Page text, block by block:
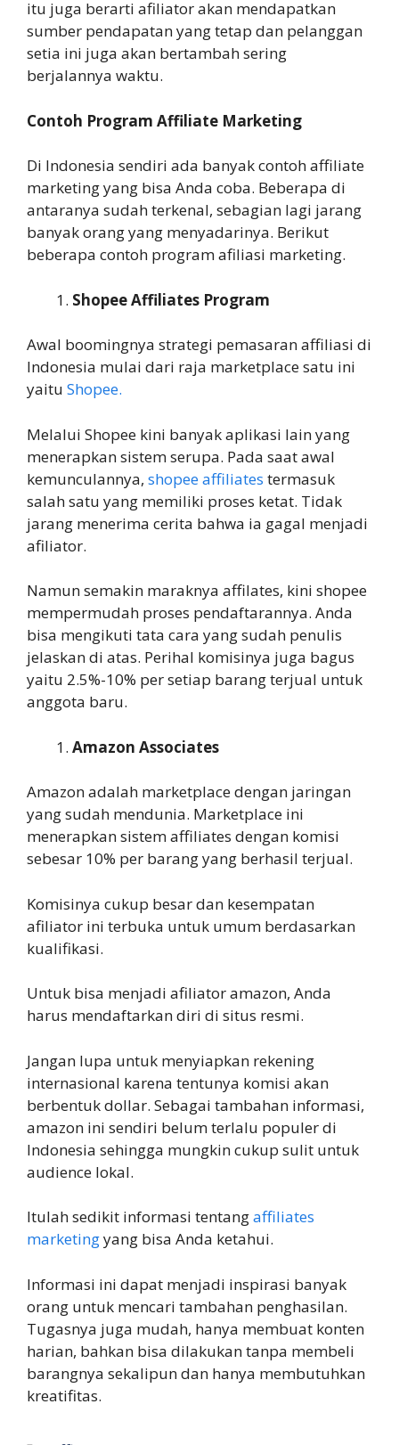
itu juga berarti afiliator akan mendapatkan
sumber pendapatan yang tetap dan pelanggan
setia ini juga akan bertambah sering
berjalannya waktu.
Contoh Program Affiliate Marketing
Di Indonesia sendiri ada banyak contoh affiliate
marketing yang bisa Anda coba. Beberapa di
antaranya sudah terkenal, sebagian lagi jarang
banyak orang yang menyadarinya. Berikut
beberapa contoh program afiliasi marketing.
Shopee Affiliates Program
Awal boomingnya strategi pemasaran affiliasi di
Indonesia mulai dari raja marketplace satu ini
yaitu Shopee.
Melalui Shopee kini banyak aplikasi lain yang
menerapkan sistem serupa. Pada saat awal
kemunculannya, shopee affiliates termasuk
salah satu yang memiliki proses ketat. Tidak
jarang menerima cerita bahwa ia gagal menjadi
afiliator.
Namun semakin maraknya affilates, kini shopee
mempermudah proses pendaftarannya. Anda
bisa mengikuti tata cara yang sudah penulis
jelaskan di atas. Perihal komisinya juga bagus
yaitu 2.5%-10% per setiap barang terjual untuk
anggota baru.
Amazon Associates
Amazon adalah marketplace dengan jaringan
yang sudah mendunia. Marketplace ini
menerapkan sistem affiliates dengan komisi
sebesar 10% per barang yang berhasil terjual.
Komisinya cukup besar dan kesempatan
afiliator ini terbuka untuk umum berdasarkan
kualifikasi.
Untuk bisa menjadi afiliator amazon, Anda
harus mendaftarkan diri di situs resmi.
Jangan lupa untuk menyiapkan rekening
internasional karena tentunya komisi akan
berbentuk dollar. Sebagai tambahan informasi,
amazon ini sendiri belum terlalu populer di
Indonesia sehingga mungkin cukup sulit untuk
audience lokal.
Itulah sedikit informasi tentangaffiliates
marketingyang bisa Anda ketahui.
Informasi ini dapat menjadi inspirasi banyak
orang untuk mencari tambahan penghasilan.
Tugasnya juga mudah, hanya membuat konten
harian, bahkan bisa dilakukan tanpa membeli
barangnya sekalipun dan hanya membutuhkan
kreatifitas.